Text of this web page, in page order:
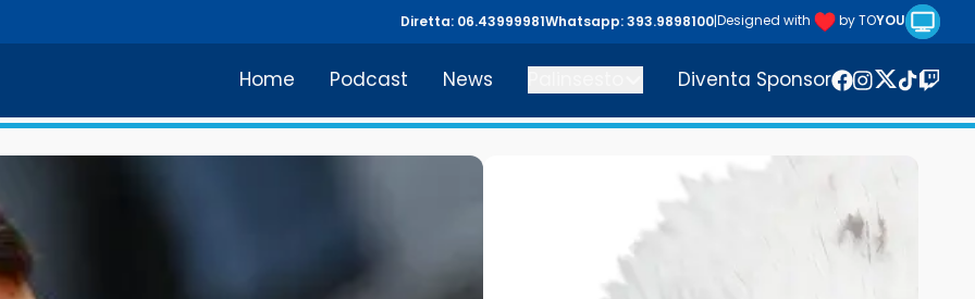
Diretta: 06.43999981Whatsapp: 393.9898100|Designed with by TOYOU
Home Podcast News
Diventa Sponsor
Twitter